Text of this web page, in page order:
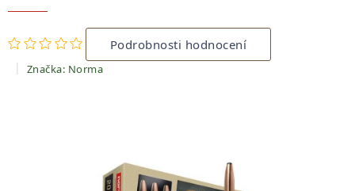
Průměrné
hodnocení
produktu
je
Podrobnosti hodnocení
Značka: Norma